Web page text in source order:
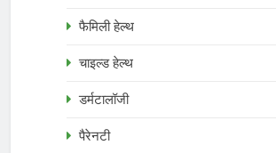
फैमिली हेल्थ
चाइल्ड हेल्थ
डर्मटालॉजी
पैरेनटी